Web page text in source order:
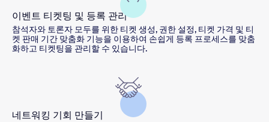
이벤트 티켓팅 및 등록 관리
참석자와 토론자 모두를 위한 티켓 생성, 권한 설정, 티켓 가격 및 티
켓 판매 기간 맞춤화 기능을 이용하여 손쉽게 등록 프로세스를 맞춤
화하고 티켓팅을 관리할 수 있습니다.
네트워킹 기회 만들기